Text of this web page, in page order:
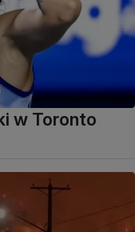
w Toronto